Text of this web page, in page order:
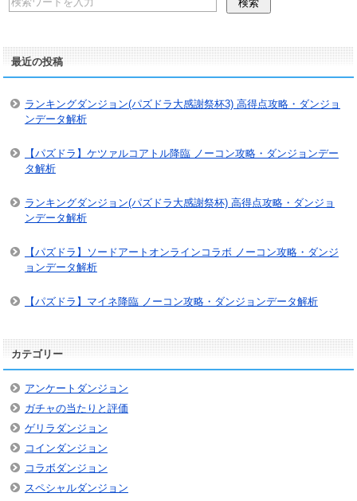
最近の投稿
ランキングダンジョン(パズドラ大感謝祭杯3) 高得点攻略・ダンジョ
ンデータ解析
【パズドラ】ケツァルコアトル降臨 ノーコン攻略・ダンジョンデー
タ解析
ランキングダンジョン(パズドラ大感謝祭杯) 高得点攻略・ダンジョ
ンデータ解析
【パズドラ】ソードアートオンラインコラボ ノーコン攻略・ダンジ
ョンデータ解析
【パズドラ】マイネ降臨 ノーコン攻略・ダンジョンデータ解析
カテゴリー
アンケートダンジョン
ガチャの当たりと評価
ゲリラダンジョン
コインダンジョン
コラボダンジョン
スペシャルダンジョン